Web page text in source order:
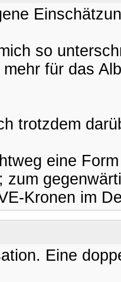
so
für das
trotzdem
eine
zum
Kronen im
Eine